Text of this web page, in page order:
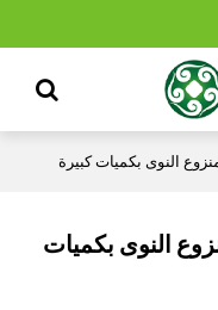
النوى بكميات كبيرة
النوى بكميات